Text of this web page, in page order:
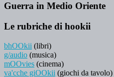
Guerra in Medio Oriente
Le rubriche di hookii
bhOOkii (libri)
g/audio (musica)
mOOvies (cinema)
va'cche giOOkii (giochi da tavolo)